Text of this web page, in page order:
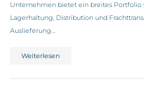
Unternehmen bietet ein breites Portfolio
Lagerhaltung, Distribution und
Auslieferung…
Weiterlesen